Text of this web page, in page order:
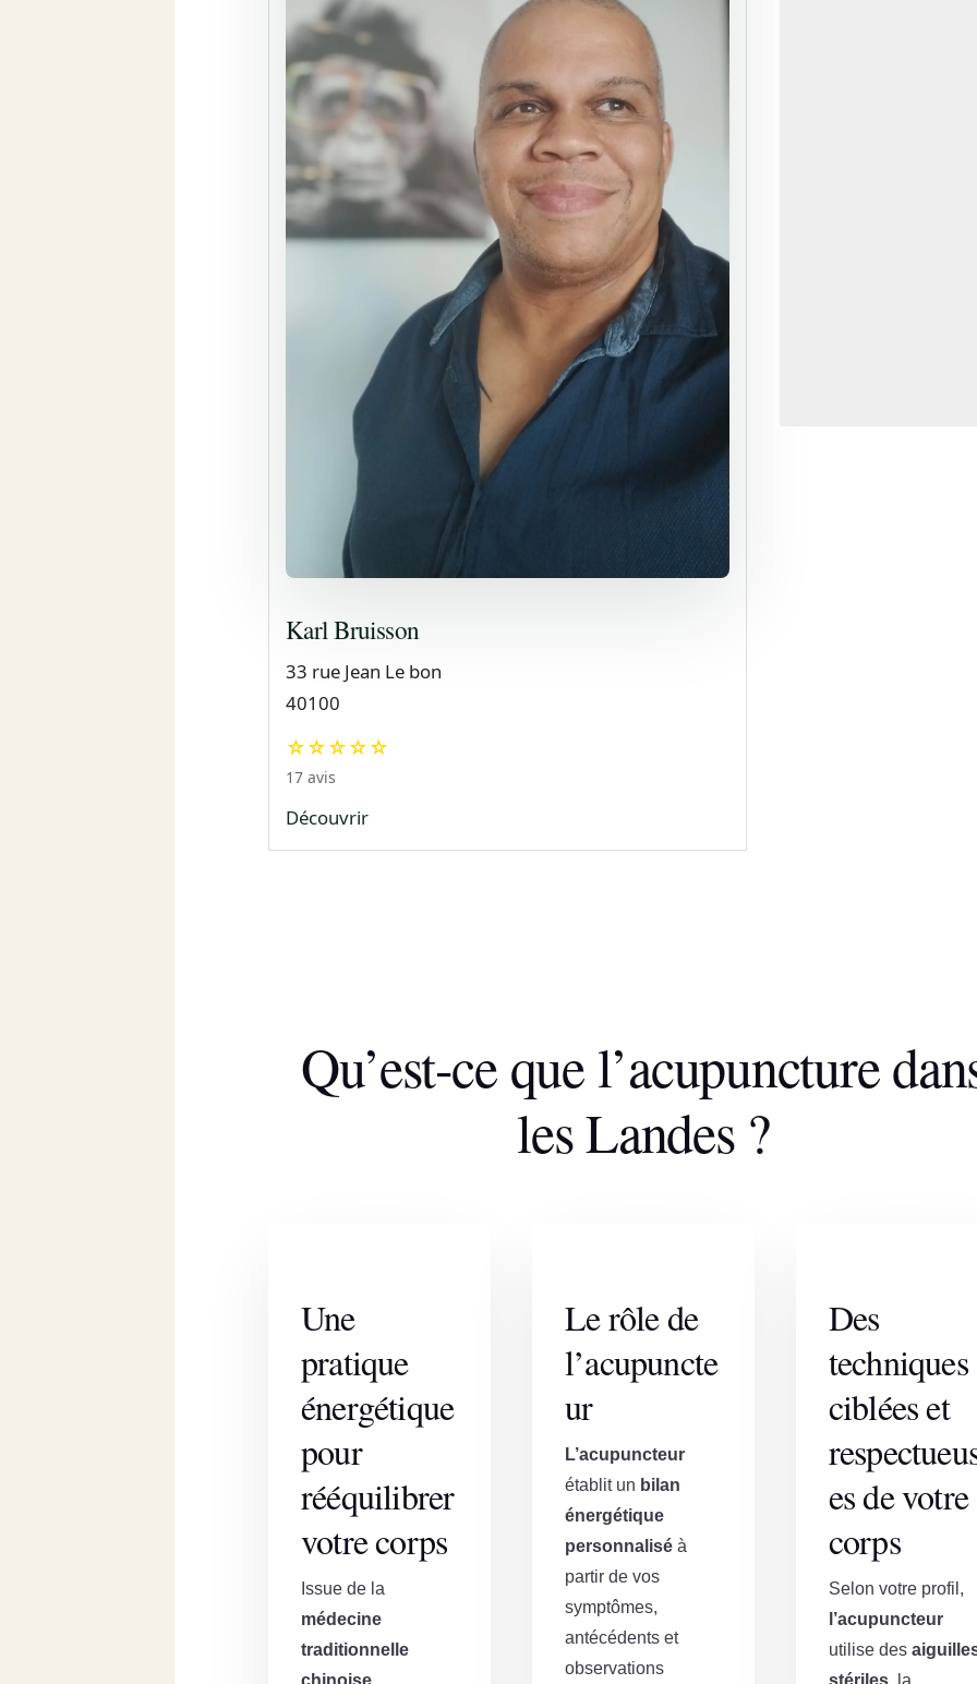
Karl Bruisson
33 rue Jean Le bon
40100
☆☆☆☆☆
17 avis
Découvrir
Qu’est-ce que l’acupuncture
les Landes ?
Une
pratique
énergétique
pour
rééquilibrer
votre corps
Issue de la
médecine
traditionnelle
Le rôle de
l’acupuncte
ur
L’acupuncteur
établit un bilan
énergétique
personnaliséà
partir de vos
symptômes,
antécédents et
observations
Des
techniques
ciblées et
es de votre
corps
Selon votre profil,
l’acupuncteur
utilise des